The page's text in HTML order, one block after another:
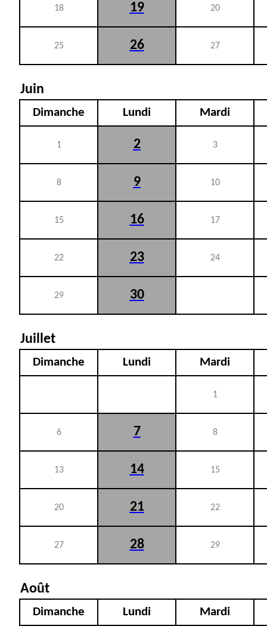
18 19 20
25 26 27
Juin
Dimanche Lundi Mardi
1 2 3
8 9 10
15 16 17
22 23 24
29 30
Juillet
Dimanche Lundi Mardi
1
6 7 8
13 14 15
20 21 22
27 28 29
Août
Dimanche Lundi Mardi